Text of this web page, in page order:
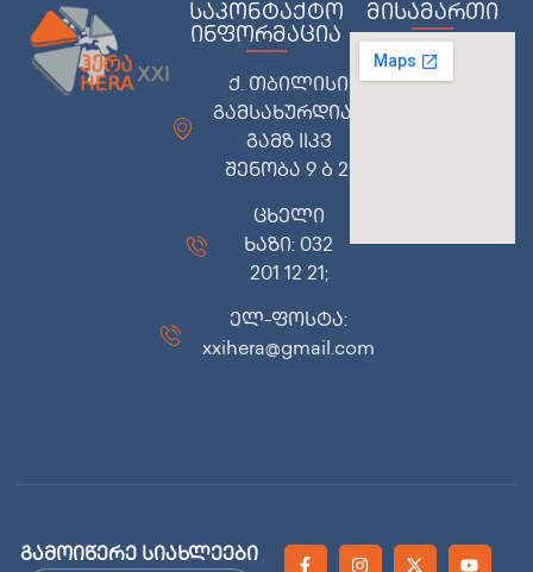
საკონტაქტო
ინფორმაცია
ქ. თბილისი
გამსახურდიას
გამზ IIკვ
შენობა 9 ბ 2;
ცხელი
ხაზი: 032
201 12 21;
ელ-ფოსტა:
xxihera@gmail.com
მისამართი
გამოიწერე სიახლეები